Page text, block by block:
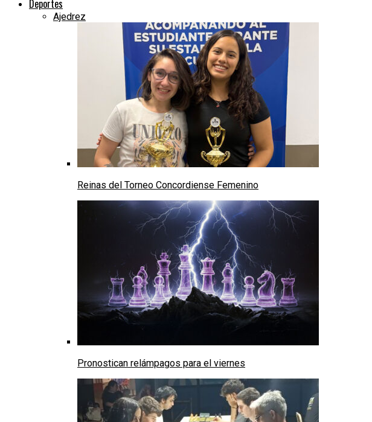
Deportes
Ajedrez
Reinas del Torneo Concordiense Femenino
Pronostican relámpagos para el viernes